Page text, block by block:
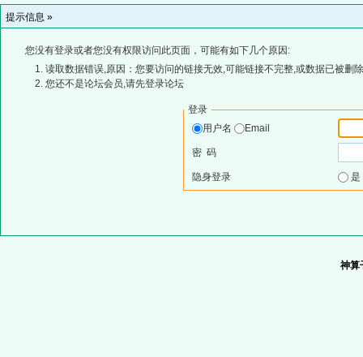
提示信息 »
您没有登录或者您没有权限访问此页面，可能有如下几个原因:
读取数据错误,原因：您要访问的链接无效,可能链接不完整,或数据已被删
您还不是论坛会员,请先登录论坛
登录
用户名
Email
密 码
隐身登录
神算